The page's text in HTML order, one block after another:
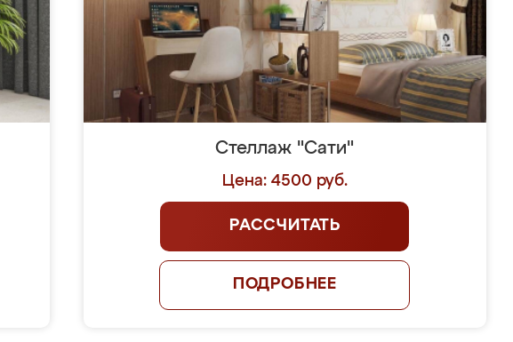
Стеллаж "Сати"
Цена: 4500 руб.
РАССЧИТАТЬ
ПОДРОБНЕЕ